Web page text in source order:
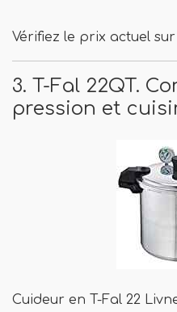
Vérifiez le prix actuel
3. T-Fal 22QT.
pression et
Cuideur en T-Fal 22